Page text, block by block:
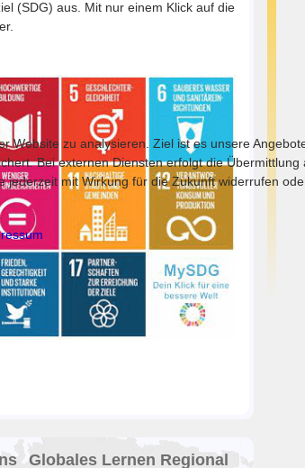
(SDG) aus. Mit nur einem Klick auf die
Globales Lernen Regional
zu analysieren. Ziel ist es unsere
Bei externen Diensten erfolgt die
mit Wirkung für die Zukunft widerrufen